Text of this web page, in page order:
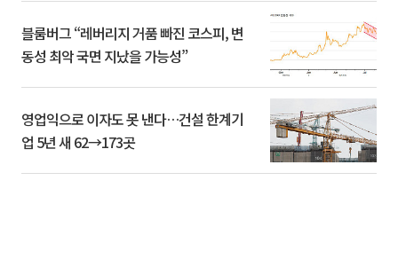
블룸버그 “레버리지 거품 빠진 코스피, 변
동성 최악 국면 지났을 가능성”
영업익으로 이자도 못 낸다…건설 한계기
업 5년 새 62→173곳